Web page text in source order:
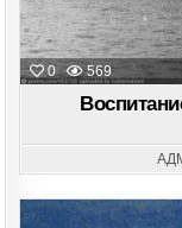
0 569